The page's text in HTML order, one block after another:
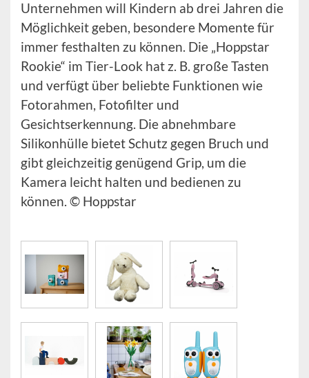
Unternehmen will Kindern ab drei Jahren die
Möglichkeit geben, besondere Momente für
immer festhalten zu können. Die „Hoppstar
Rookie“ im Tier-Look hat z. B. große Tasten
und verfügt über beliebte Funktionen wie
Fotorahmen, Fotofilter und
Gesichtserkennung. Die abnehmbare
Silikonhülle bietet Schutz gegen Bruch und
gibt gleichzeitig genügend Grip, um die
Kamera leicht halten und bedienen zu
können. © Hoppstar